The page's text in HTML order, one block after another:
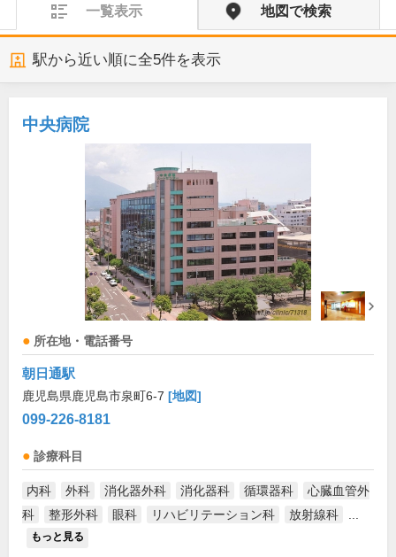
一覧表示 地図で検索
駅から近い順に全5件を表示
中央病院
所在地・電話番号
朝日通駅
鹿児島県鹿児島市泉町6-7 [地図]
099-226-8181
診療科目
内科 外科 消化器外科 消化器科 循環器科
心臓血管外
科
整形外科 眼科 リハビリテーション科 放射線科
もっと見る